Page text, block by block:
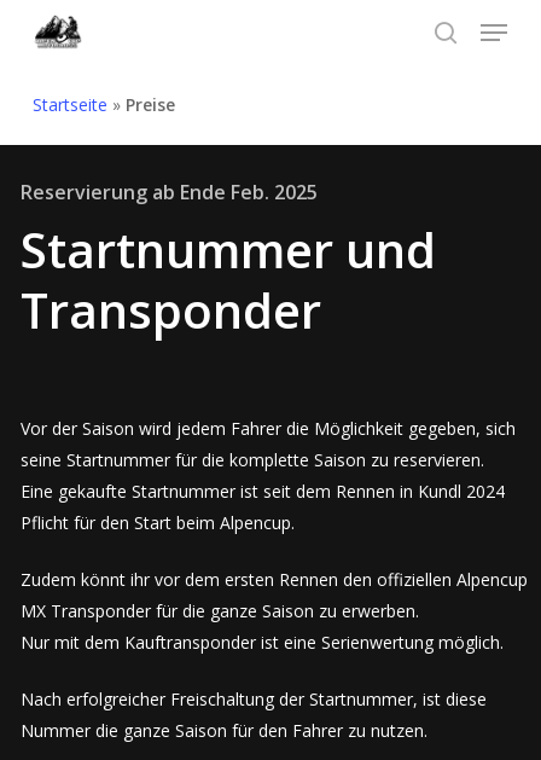
content
Menu
Startseite » Preise
Reservierung ab Ende Feb. 2025
Startnummer und
Transponder
Vor der Saison wird jedem Fahrer die Möglichkeit gegeben, sich
seine Startnummer für die komplette Saison zu reservieren.
Eine gekaufte Startnummer ist seit dem Rennen in Kundl 2024
Pflicht für den Start beim Alpencup.
Zudem könnt ihr vor dem ersten Rennen den offiziellen Alpencup
MX Transponder für die ganze Saison zu erwerben.
Nur mit dem Kauftransponder ist eine Serienwertung möglich.
Nach erfolgreicher Freischaltung der Startnummer, ist diese
Nummer die ganze Saison für den Fahrer zu nutzen.